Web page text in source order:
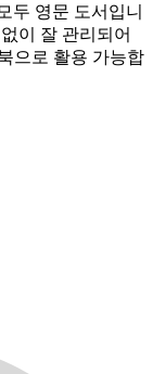
두 영문 도서입니
이 잘 관리되어
으로 활용 가능합